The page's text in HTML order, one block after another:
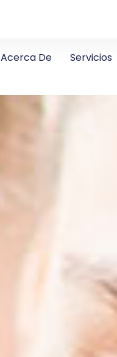
Acerca De Servicios